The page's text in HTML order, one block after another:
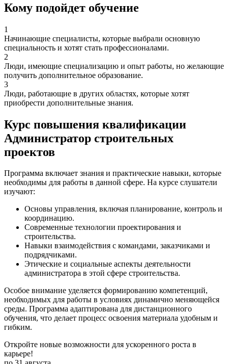
Кому подойдет обучение
1
Начинающие специалисты, которые выбрали основную
специальность и хотят стать профессионалами.
2
Люди, имеющие специализацию и опыт работы, но желающие
получить дополнительное образование.
3
Люди, работающие в других областях, которые хотят
приобрести дополнительные знания.
Курс повышения квалификации
Администратор строительных
проектов
Программа включает знания и практические навыки, которые
необходимы для работы в данной сфере. На курсе слушатели
изучают:
Основы управления, включая планирование, контроль и
координацию.
Современные технологии проектирования и
строительства.
Навыки взаимодействия с командами, заказчиками и
подрядчиками.
Этические и социальные аспекты деятельности
администратора в этой сфере строительства.
Особое внимание уделяется формированию компетенций,
необходимых для работы в условиях динамично меняющейся
среды. Программа адаптирована для дистанционного
обучения, что делает процесс освоения материала удобным и
гибким.
Откройте новые возможности для ускоренного роста в
карьере!